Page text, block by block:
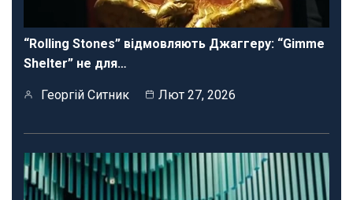
“Rolling Stones” відмовляють Джаггеру: “Gimme
Shelter” не для…
Георгій Ситник Лют 27, 2026